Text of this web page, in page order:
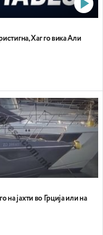
Хаг го вика Али
на јахти во Грција или на